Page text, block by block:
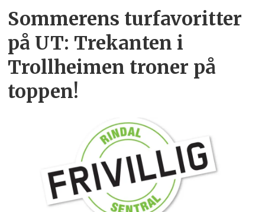
Sommerens turfavoritter
på UT: Trekanten i
Trollheimen troner på
toppen!